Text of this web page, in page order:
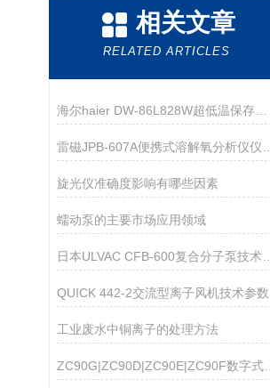
相关文章
RELATED ARTICLES
旋光仪准确度影响有哪些因素
蠕动泵的主要市场应用领域
日本ULVAC CFB-600复合分子泵技术参数
QUICK 442-2交流型离子风机技术参数
工业废水中铜离子的处理方法
ZC90G|ZC90D|ZC90E|ZC90F数字式高阻计